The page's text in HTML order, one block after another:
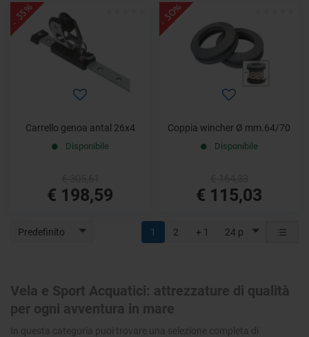
- 35%
Carrello genoa antal 26x4
Disponibile
€ 198,59
- 30%
Coppia wincher Ø mm.64/70
Disponibile
€ 115,03
Predefinito 24 p
1 2 + 1
Vela e Sport Acquatici: attrezzature di qualità
per ogni avventura in mare
In questa categoria puoi trovare una selezione completa di